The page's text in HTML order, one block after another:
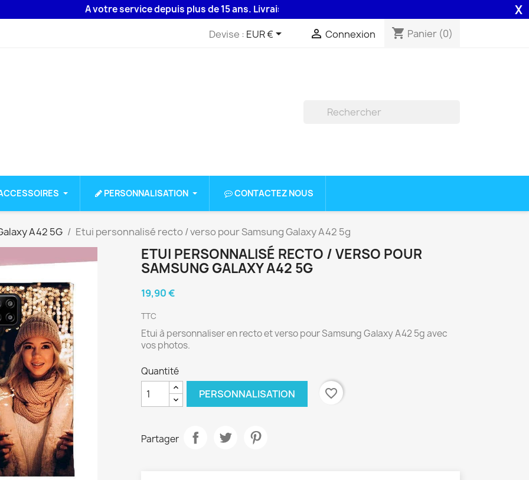
A votre service depuis plus de 15 ans. Livraison 48H assurée par la Poste . X
Devise : EUR €  Connexion shopping_cart Panier (0)
PERSONNALISATION CONTACTEZ NOUS
A42 5G Etui personnalisé recto / verso pour Samsung Galaxy A42 5g
ETUI PERSONNALISÉ RECTO / VERSO POUR
SAMSUNG GALAXY A42 5G
19,90 €
TTC
Etui à personnaliser en recto et verso pour Samsung Galaxy A42 5g avec
vos photos.
Quantité
PERSONNALISATION favorite_border
Partager